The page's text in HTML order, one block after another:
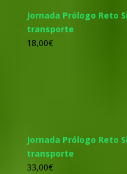
Jornada Prólogo Reto
transporte
18,00€
Jornada Prólogo Reto
transporte
33,00€